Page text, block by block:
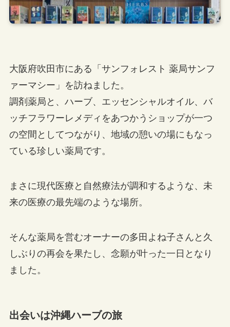
大阪府吹田市にある「サンフォレスト 薬局サンフ
ァーマシー」を訪ねました。
調剤薬局と、ハーブ、エッセンシャルオイル、バ
ッチフラワーレメディをあつかうショップが一つ
の空間としてつながり、地域の憩いの場にもなっ
ている珍しい薬局です。
まさに現代医療と自然療法が調和するような、未
来の医療の最先端のような場所。
そんな薬局を営むオーナーの多田よね子さんと久
しぶりの再会を果たし、念願が叶った一日となり
ました。
出会いは沖縄ハーブの旅